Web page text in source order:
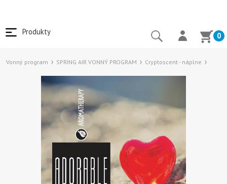
Produkty 0
Vonný program SPRING AIR VONNÝ PROGRAM Cryptoscent - náplne